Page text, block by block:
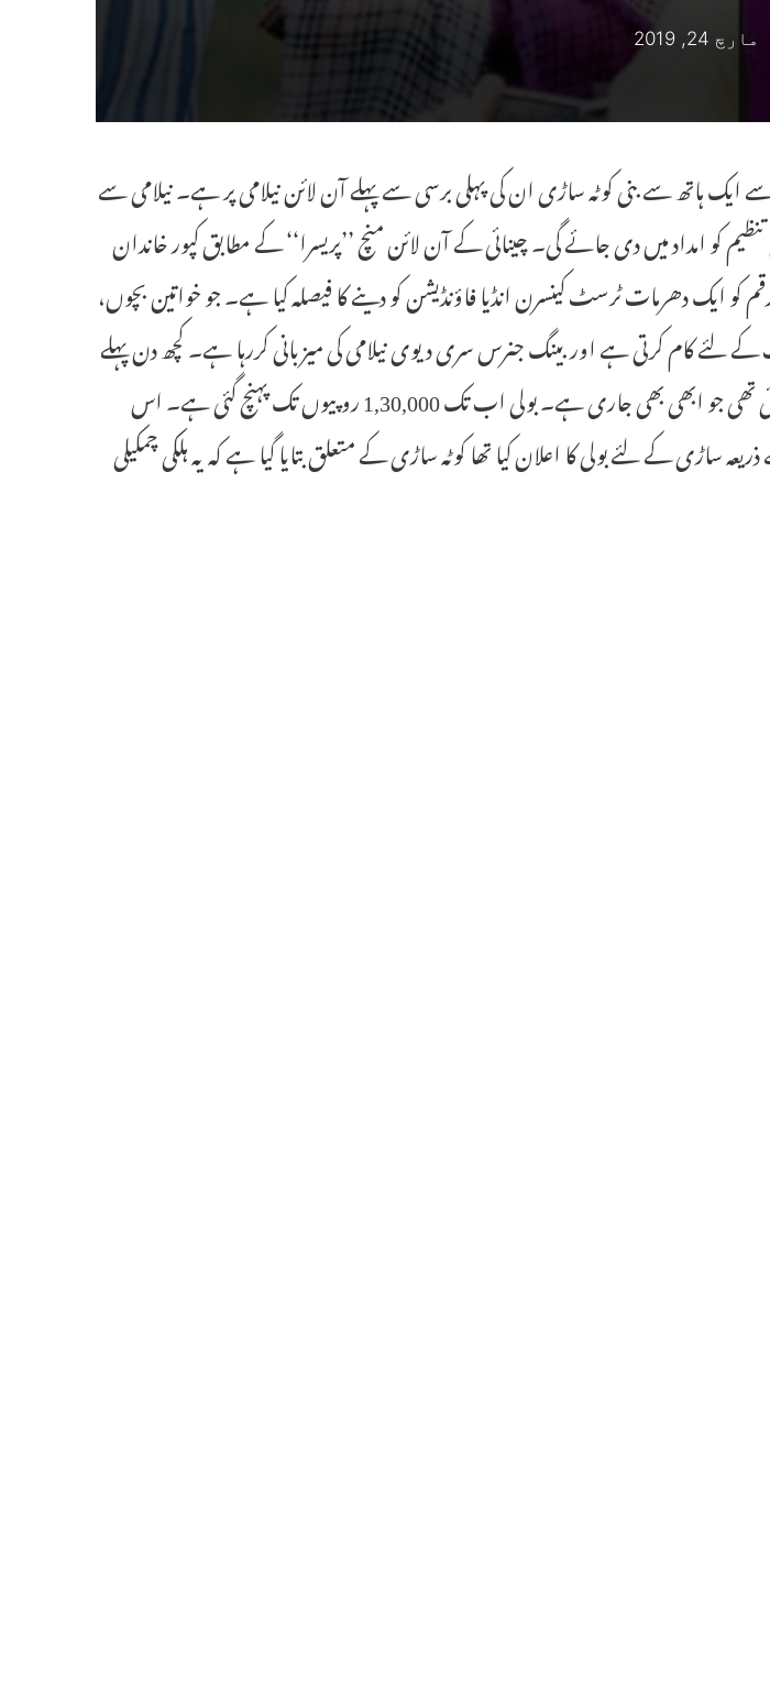
مارچ 24, 2019
ایک ہاتھ سے بنی کوٹہ ساڑی ان کی پہلی برسی سے پہلے آن لائن نیلامی پر ہے۔ نیلامی سے
کو امداد میں دی جائے گی۔ چینائی کے آن لائن منچ ’’پریسرا‘‘ کے مطابق کپور خاندان
ایک دھرمات ٹرسٹ کینسرن انڈیا فاؤنڈیشن کو دینے کا فیصلہ کیا ہے۔ جو خواتین بچوں،
لئے کام کرتی ہے اور بینگ جنرس سری دیوی نیلامی کی میزبانی کررہا ہے۔ کچھ دن پہلے
بولی 40 ہزار روپیوں سے شروع ہوئی تھی جو ابھی بھی جاری ہے۔ بولی اب تک 1,30,000 روپیوں تک پہنچ گئی ہے۔ اس
ساڑی کے لئے بولی کا اعلان کیا تھا کوٹہ ساڑی کے متعلق بتایا گیا ہے کہ یہ ہلکی چمکیلی